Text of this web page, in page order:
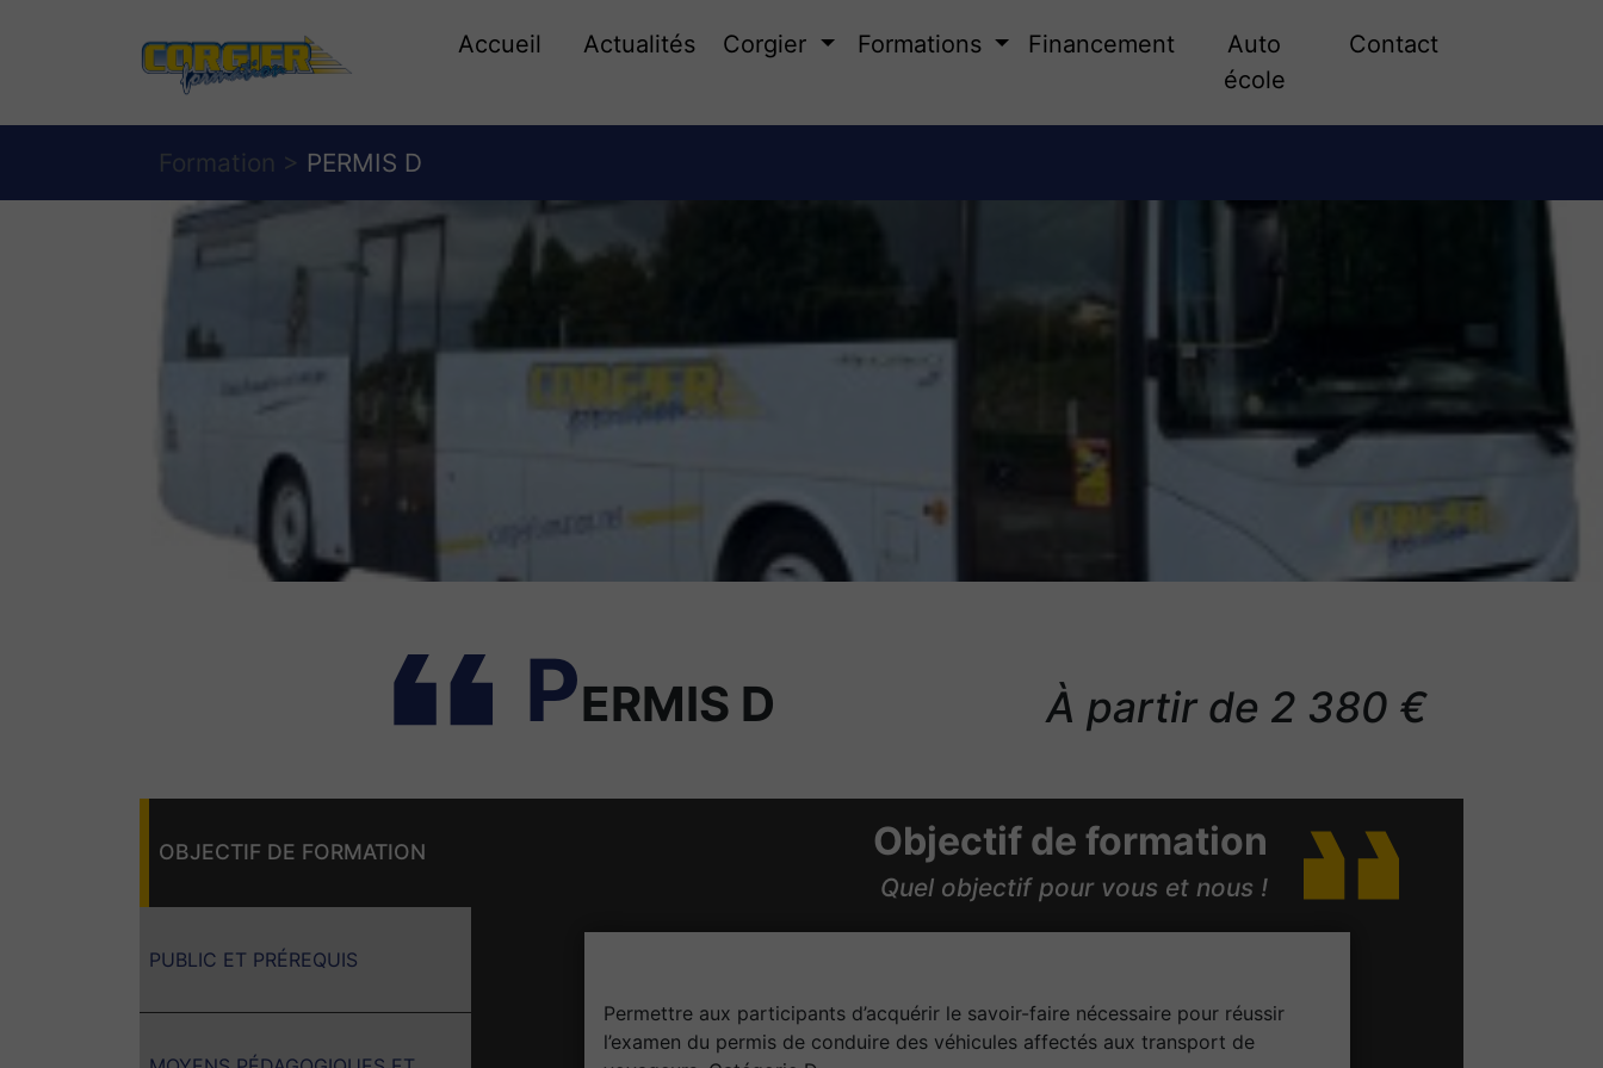
Accueil Actualités Corgier Formations Financement
Auto
école
Contact
Formation > PERMIS D
PERMIS D À partir de 2 380 €
OBJECTIF DE FORMATION
PUBLIC ET PRÉREQUIS
Objectif de formation
Quel objectif pour vous et nous !
Permettre aux participants d’acquérir le savoir-faire nécessaire pour réussir
l’examen du permis de conduire des véhicules affectés aux transport de